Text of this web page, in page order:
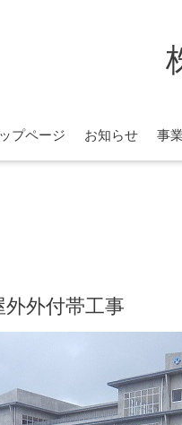
プページ お知らせ 事
外付帯工事